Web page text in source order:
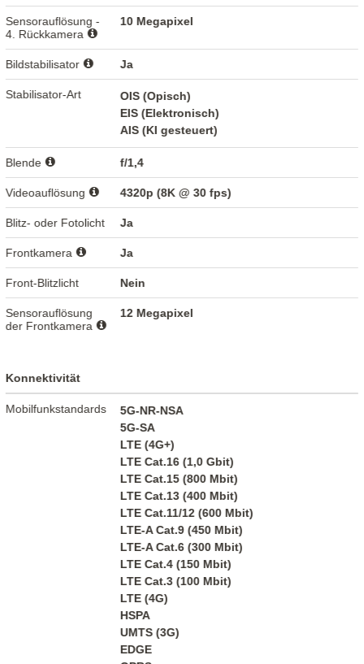
Sensorauflösung -
4. Rückkamera
10 Megapixel
Bildstabilisator Ja
Stabilisator-Art
OIS (Opisch)
EIS (Elektronisch)
AIS (KI gesteuert)
Blende f/1,4
Videoauflösung 4320p (8K @ 30 fps)
Blitz- oder Fotolicht Ja
Frontkamera Ja
Front-Blitzlicht Nein
Sensorauflösung
der Frontkamera
12 Megapixel
Konnektivität
Mobilfunkstandards
5G-NR-NSA
5G-SA
LTE (4G+)
LTE Cat.16 (1,0 Gbit)
LTE Cat.15 (800 Mbit)
LTE Cat.13 (400 Mbit)
LTE Cat.11/12 (600 Mbit)
LTE-A Cat.9 (450 Mbit)
LTE-A Cat.6 (300 Mbit)
LTE Cat.4 (150 Mbit)
LTE Cat.3 (100 Mbit)
LTE (4G)
HSPA
UMTS (3G)
EDGE